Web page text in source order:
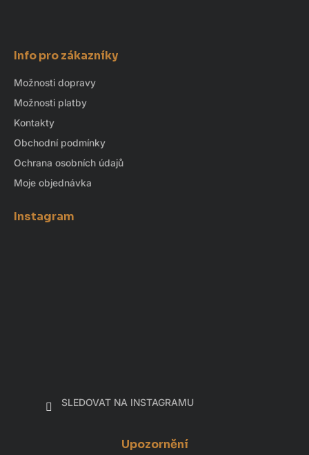
Info pro zákazníky
Možnosti dopravy
Možnosti platby
Kontakty
Obchodní podmínky
Ochrana osobních údajů
Moje objednávka
Instagram
SLEDOVAT NA INSTAGRAMU
Upozornění